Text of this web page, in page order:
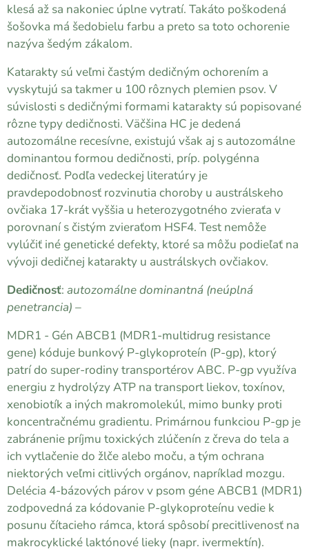
klesá až sa nakoniec úplne vytratí. Takáto poškodená
šošovka má šedobielu farbu a preto sa toto ochorenie
nazýva šedým zákalom.
Katarakty sú veľmi častým dedičným ochorením a
vyskytujú sa takmer u 100 rôznych plemien psov. V
súvislosti s dedičnými formami katarakty sú popisované
rôzne typy dedičnosti. Väčšina HC je dedená
autozomálne recesívne, existujú však aj s autozomálne
dominantou formou dedičnosti, príp. polygénna
dedičnosť. Podľa vedeckej literatúry je
pravdepodobnosť rozvinutia choroby u austrálskeho
ovčiaka 17-krát vyššia u heterozygotného zvieraťa v
porovnaní s čistým zvieraťom HSF4. Test nemôže
vylúčiť iné genetické defekty, ktoré sa môžu podieľať na
vývoji dedičnej katarakty u austrálskych ovčiakov.
Dedičnosť: autozomálne dominantná (neúplná
penetrancia) –
MDR1 - Gén ABCB1 (MDR1-multidrug resistance
gene) kóduje bunkový P-glykoproteín (P-gp), ktorý
patrí do super-rodiny transportérov ABC. P-gp využíva
energiu z hydrolýzy ATP na transport liekov, toxínov,
xenobiotík a iných makromolekúl, mimo bunky proti
koncentračnému gradientu. Primárnou funkciou P-gp je
zabránenie príjmu toxických zlúčenín z čreva do tela a
ich vytlačenie do žlče alebo moču, a tým ochrana
niektorých veľmi citlivých orgánov, napríklad mozgu.
Delécia 4-bázových párov v psom géne ABCB1 (MDR1)
zodpovedná za kódovanie P-glykoproteínu vedie k
posunu čítacieho rámca, ktorá spôsobí precitlivenosť na
makrocyklické laktónové lieky (napr. ivermektín).